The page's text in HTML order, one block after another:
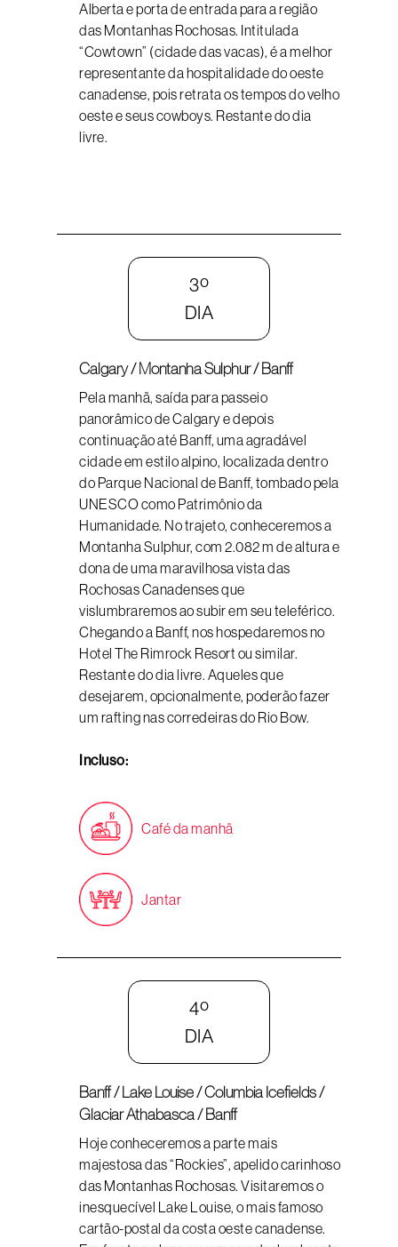
Alberta e porta de entrada para a região
das Montanhas Rochosas. Intitulada
“Cowtown” (cidade das vacas), é a melhor
representante da hospitalidade do oeste
canadense, pois retrata os tempos do velho
oeste e seus cowboys. Restante do dia
livre.
3º
DIA
Calgary / Montanha Sulphur / Banff
Pela manhã, saída para passeio
panorâmico de Calgary e depois
continuação até Banff, uma agradável
cidade em estilo alpino, localizada dentro
do Parque Nacional de Banff, tombado pela
UNESCO como Patrimônio da
Humanidade. No trajeto, conheceremos a
Montanha Sulphur, com 2.082 m de altura e
dona de uma maravilhosa vista das
Rochosas Canadenses que
vislumbraremos ao subir em seu teleférico.
Chegando a Banff, nos hospedaremos no
Hotel The Rimrock Resort ou similar.
Restante do dia livre. Aqueles que
desejarem, opcionalmente, poderão fazer
um rafting nas corredeiras do Rio Bow.
Incluso:
Café da manhã
Jantar
4º
DIA
Banff / Lake Louise / Columbia Icefields /
Glaciar Athabasca / Banff
Hoje conheceremos a parte mais
majestosa das “Rockies”, apelido carinhoso
das Montanhas Rochosas. Visitaremos o
inesquecível Lake Louise, o mais famoso
cartão-postal da costa oeste canadense.